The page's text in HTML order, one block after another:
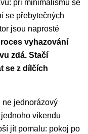
při minimalismu se
se přebytečných
jsou naprosté
vyhazování
zdá. Stačí
se z dílčích
ne jednorázový
víkendu
jít pomalu: pokoj po